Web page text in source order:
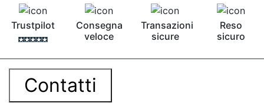
Trustpilot
Consegna
veloce
Transazioni
sicure
Reso
sicuro
Contatti